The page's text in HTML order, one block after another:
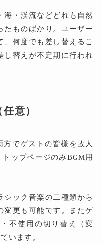
海・渓流などどれも自然
たものばかり。ユーザー
何度でも差し替えるこ
し替えが不定期に行われ
意）
方でゲストの皆様を故人
ップページのみBGM用
シック音楽の二種類から
変更も可能です。またゲ
不使用の切り替え（変
います。